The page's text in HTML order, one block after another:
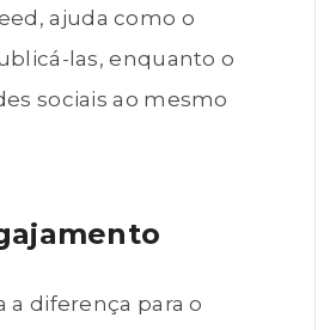
ajuda como o
las, enquanto o
sociais ao mesmo
a diferença para o